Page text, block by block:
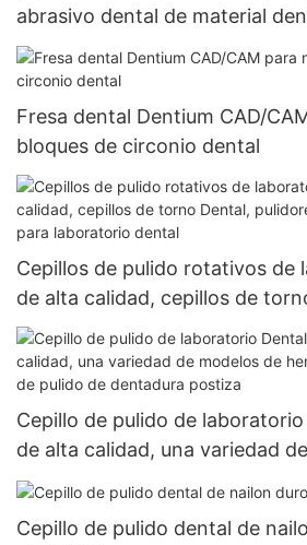
abrasivo dental de material
completamente de alta calidad
Fresa dental Dentium CAD/
bloques de circonio dental
Cepillos de pulido rotativos de
de alta calidad, cepillos de
pulidores de tela de algodón
dental
Cepillo de pulido de
de alta calidad, una variedad
herramientas de cepillo de
postiza
Cepillo de pulido dental de